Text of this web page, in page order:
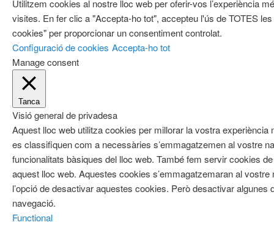
Utilitzem cookies al nostre lloc web per oferir-vos l’experiència
visites. En fer clic a "Accepta-ho tot", accepteu l'ús de TOTES
cookies" per proporcionar un consentiment controlat.
Configuració de cookies Accepta-ho tot
Manage consent
Tanca
Visió general de privadesa
Aquest lloc web utilitza cookies per millorar la vostra
es classifiquen com a necessàries s’emmagatzemen al vostre
funcionalitats bàsiques del lloc web. També fem servir cookies
aquest lloc web. Aquestes cookies s’emmagatzemaran al
l’opció de desactivar aquestes cookies. Però desactivar
navegació.
Functional